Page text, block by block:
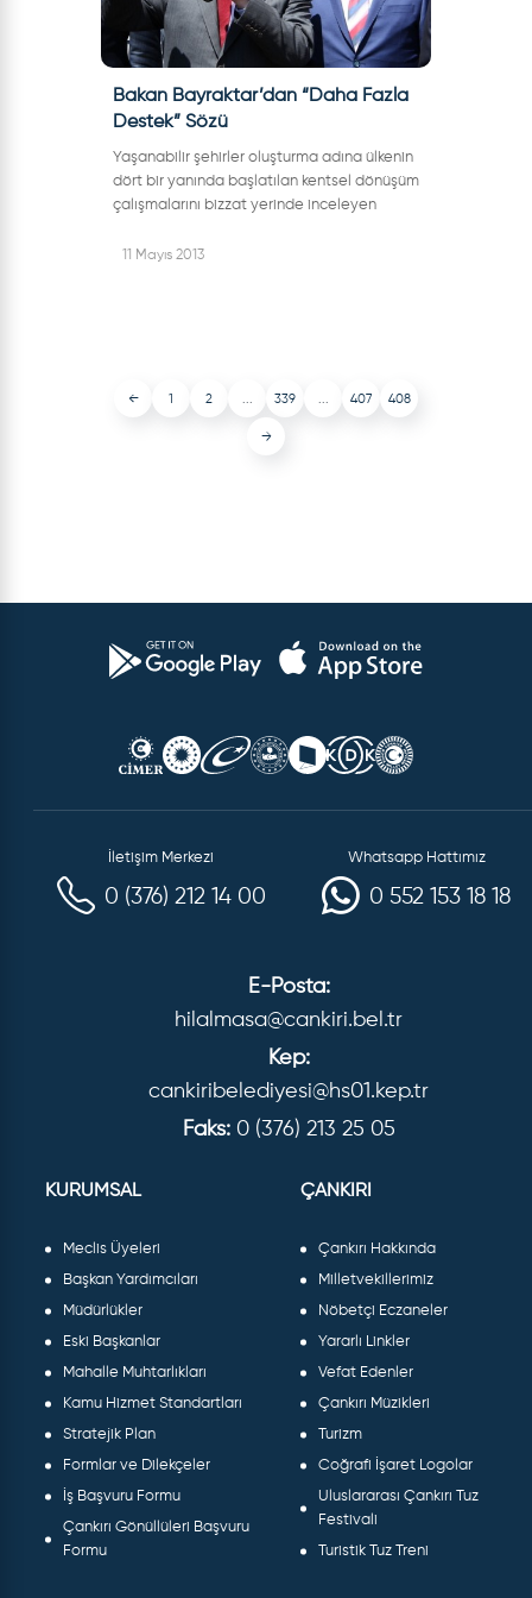
Bakan Bayraktar’dan “Daha Fazla
Destek” Sözü
Yaşanabilir şehirler oluşturma adına ülkenin
dört bir yanında başlatılan kentsel dönüşüm
çalışmalarını bizzat yerinde inceleyen
Şahin ile Hüseyin Filiz e...
11 Mayıs 2013
← 1 2 339 407 408
→
İletişim Merkezi
0 (376) 212 14 00
Whatsapp Hattımız
0 552 153 18 18
E-Posta:
hilalmasa@cankiri.bel.tr
Kep:
cankiribelediyesi@hs01.kep.tr
Faks: 0 (376) 213 25 05
KURUMSAL
Meclis Üyeleri
Başkan Yardımcıları
Müdürlükler
Eski Başkanlar
Mahalle Muhtarlıkları
Kamu Hizmet Standartları
Stratejik Plan
Formlar ve Dilekçeler
İş Başvuru Formu
Çankırı Gönüllüleri Başvuru
Formu
ÇANKIRI
Çankırı Hakkında
Milletvekillerimiz
Nöbetçi Eczaneler
Yararlı Linkler
Vefat Edenler
Çankırı Müzikleri
Turizm
Coğrafi İşaret Logolar
Uluslararası Çankırı Tuz
Festivali
Turistik Tuz Treni